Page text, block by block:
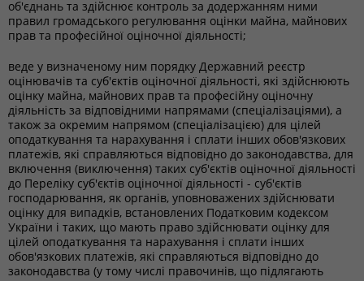
об'єднань та здійснює контроль за додержанням ними
правил громадського регулювання оцінки майна, майнових
прав та професійної оціночної діяльності;
веде у визначеному ним порядку Державний реєстр
оцінювачів та суб'єктів оціночної діяльності, які здійснюють
оцінку майна, майнових прав та професійну оціночну
діяльність за відповідними напрямами (спеціалізаціями), а
також за окремим напрямом (спеціалізацією) для цілей
оподаткування та нарахування і сплати інших обов'язкових
платежів, які справляються відповідно до законодавства, для
включення (виключення) таких суб'єктів оціночної діяльності
до Переліку суб'єктів оціночної діяльності - суб'єктів
господарювання, як органів, уповноважених здійснювати
оцінку для випадків, встановлених Податковим кодексом
України і таких, що мають право здійснювати оцінку для
цілей оподаткування та нарахування і сплати інших
обов'язкових платежів, які справляються відповідно до
законодавства (у тому числі правочинів, що підлягають